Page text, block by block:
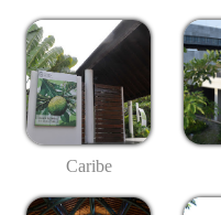
Caribe